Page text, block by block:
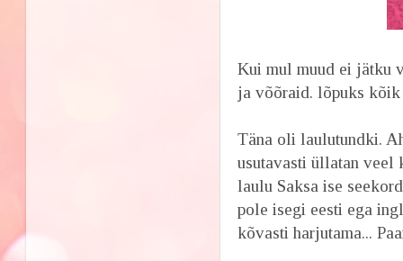
Kui mul muud ei jätku
ja võõraid. lõpuks
Täna oli laulutundki.
usutavasti üllatan veel
laulu Saksa ise
pole isegi eesti ega
kõvasti harjutama...